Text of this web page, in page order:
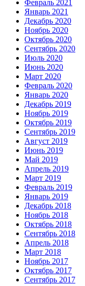
Февраль 2021
Январь 2021
Декабрь 2020
Ноябрь 2020
Октябрь 2020
Сентябрь 2020
Июль 2020
Июнь 2020
Март 2020
Февраль 2020
Январь 2020
Декабрь 2019
Ноябрь 2019
Октябрь 2019
Сентябрь 2019
Август 2019
Июнь 2019
Май 2019
Апрель 2019
Март 2019
Февраль 2019
Январь 2019
Декабрь 2018
Ноябрь 2018
Октябрь 2018
Сентябрь 2018
Апрель 2018
Март 2018
Ноябрь 2017
Октябрь 2017
Сентябрь 2017